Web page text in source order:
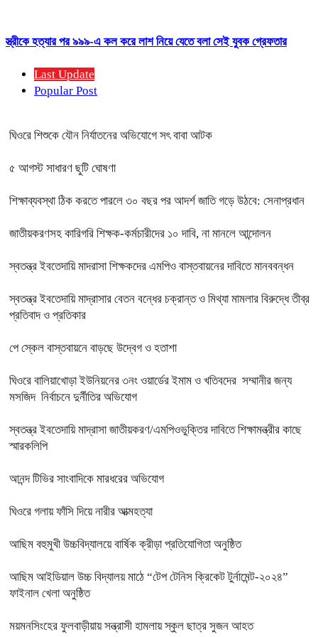
স্ত্রীকে হত্যার পর ৯৯৯-এ কল করে লাশ নিয়ে যেতে বলা সেই যুবক গ্রেফতার
Last Update
Popular Post
ঘিওরে শিশুকে যৌন নির্যাতনের অভিযোগে সৎ বাবা আটক
৫ আগস্ট সাধারণ ছুটি ঘোষণা
শিক্ষাব্যবস্থা ঠিক করতে পারলে ৩০ বছর পর আদর্শ জাতি গড়ে উঠবে: সেনাপ্রধান
জাতীয়করণসহ কারিগরি শিক্ষক-কর্মচারীদের ১০ দাবি, না মানলে আন্দোলন
স্বতন্ত্র ইবতেদায়ি মাদরাসা শিক্ষকদের এমপিও বাস্তবায়নের দাবিতে মানববন্ধন
স্বতন্ত্র ইবতেদায়ি মাদ্রাসার বেতন বন্ধের চক্রান্ত ও মিথ্যা মামলার বিরুদ্ধে তীব্র
প্রতিবাদ ও প্রতিকার
পে স্কেল বাস্তবায়নে বাড়ছে উদ্বেগ ও হতাশা
ঘিওরে বালিয়াখোড়া ইউনিয়নের ৩নং ওয়ার্ডের ইমাম ও খতিবদের সম্মানীর জন্য
মসজিদ নির্বাচনে দুর্নীতির অভিযোগ
স্বতন্ত্র ইবতেদায়ি মাদ্রাসা জাতীয়করণ/এমপিওভুক্তির দাবিতে শিক্ষামন্ত্রীর কাছে
স্মারকলিপি
আনন্দ টিভির সাংবাদিকে মারধরের অভিযোগ
ঘিওরে গলায় ফাঁসি দিয়ে নারীর আত্মহত্যা
আছিম বহুমুখী উচ্চবিদ্যালয়ে বার্ষিক ক্রীড়া প্রতিযোগিতা অনুষ্ঠিত
আছিম আইডিয়াল উচ্চ বিদ্যালয় মাঠে “টেপ টেনিস ক্রিকেট টুর্নামেন্ট-২০২৪”
ফাইনাল খেলা অনুষ্ঠিত
ময়মনসিংহের ফুলবাড়ীয়ায় সন্ত্রাসী হামলায় স্কুল ছাত্র সুজন আহত